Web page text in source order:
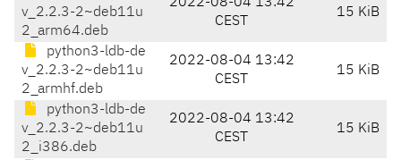
v_2.2.3-2~deb11u
2_arm64.deb
CEST
15 KiB
python3-ldb-de
v_2.2.3-2~deb11u
2_armhf.deb
2022-08-04 13:42
CEST
15 KiB
python3-ldb-de
v_2.2.3-2~deb11u
2_i386.deb
2022-08-04 13:42
CEST
15 KiB